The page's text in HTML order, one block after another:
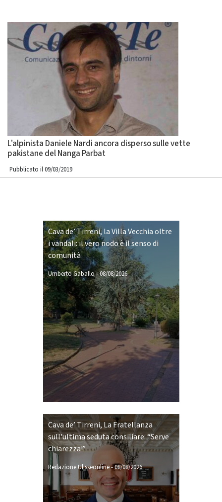
L’alpinista Daniele Nardi ancora disperso sulle vette
pakistane del Nanga Parbat
Pubblicato il 09/03/2019
Cava de’ Tirreni, la Villa Vecchia oltre
i vandali: il vero nodo è il senso di
comunità
Umberto Gaballo-08/08/2026
Cava de’ Tirreni, La Fratellanza
sull'ultima seduta consiliare: “Serve
chiarezza!”
Redazione Ulisseonline-08/08/2026